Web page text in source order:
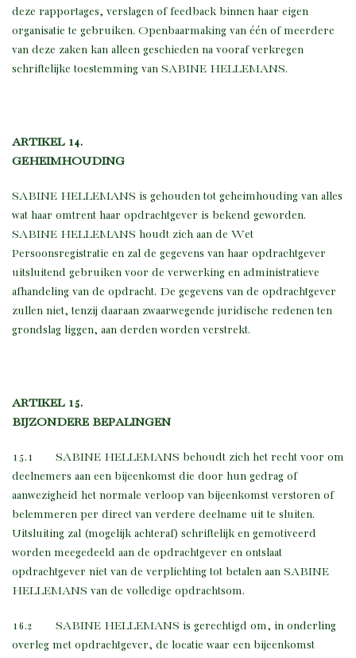
deze rapportages, verslagen of feedback binnen haar eigen
organisatie te gebruiken. Openbaarmaking van één of meerdere
van deze zaken kan alleen geschieden na vooraf verkregen
schriftelijke toestemming van SABINE HELLEMANS.
ARTIKEL 14.
GEHEIMHOUDING
SABINE HELLEMANS is gehouden tot geheimhouding van alles
wat haar omtrent haar opdrachtgever is bekend geworden.
SABINE HELLEMANS houdt zich aan de Wet
Persoonsregistratie en zal de gegevens van haar opdrachtgever
uitsluitend gebruiken voor de verwerking en administratieve
afhandeling van de opdracht. De gegevens van de opdrachtgever
zullen niet, tenzij daaraan zwaarwegende juridische redenen ten
grondslag liggen, aan derden worden verstrekt.
ARTIKEL 15.
BIJZONDERE BEPALINGEN
15.1 SABINE HELLEMANS behoudt zich het recht voor om
deelnemers aan een bijeenkomst die door hun gedrag of
aanwezigheid het normale verloop van bijeenkomst verstoren of
belemmeren per direct van verdere deelname uit te sluiten.
Uitsluiting zal (mogelijk achteraf) schriftelijk en gemotiveerd
worden meegedeeld aan de opdrachtgever en ontslaat
opdrachtgever niet van de verplichting tot betalen aan SABINE
HELLEMANS van de volledige opdrachtsom.
16.2 SABINE HELLEMANS is gerechtigd om, in onderling
overleg met opdrachtgever, de locatie waar een bijeenkomst